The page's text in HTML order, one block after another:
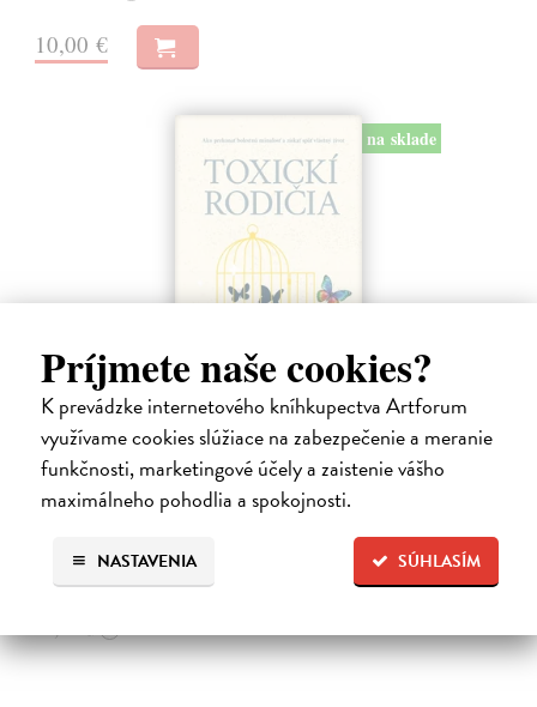
Príjmete naše cookies?
K prevádzke internetového kníhkupectva Artforum
využívame cookies slúžiace na zabezpečenie a meranie
funkčnosti, marketingové účely a zaistenie vášho
maximálneho pohodlia a spokojnosti.
SÚHLASÍM
NASTAVENIA
10,00 €
na sklade
Toxickí rodičia
Forward Susan| Kniha
Prekonajte bolestivé dedičstvo a vezmite pevne do rúk opraty svojho
života. Ste dieťaťom toxických rodičov?
19,30 €